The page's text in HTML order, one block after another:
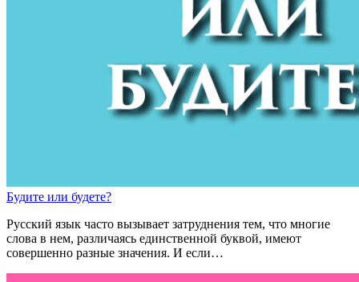
Будите или будете?
Русский язык часто вызывает затруднения тем, что многие
слова в нем, различаясь единственной буквой, имеют
совершенно разные значения. И если…